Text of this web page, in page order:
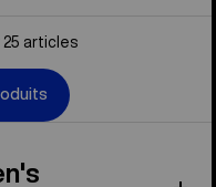
articles